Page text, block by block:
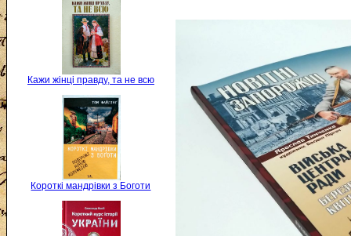
Кажи жінці правду, та не всю
Короткі мандрівки з Боготи